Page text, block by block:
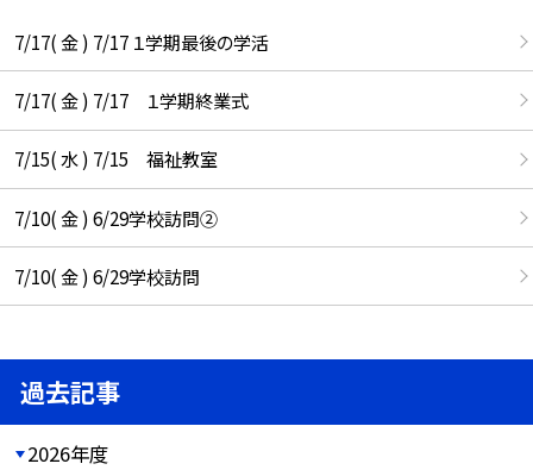
7/17( 金 ) 7/17 １学期最後の学活
7/17( 金 ) 7/17 １学期終業式
7/15( 水 ) 7/15 福祉教室
7/10( 金 ) 6/29学校訪問②
7/10( 金 ) 6/29学校訪問
過去記事
2026年度